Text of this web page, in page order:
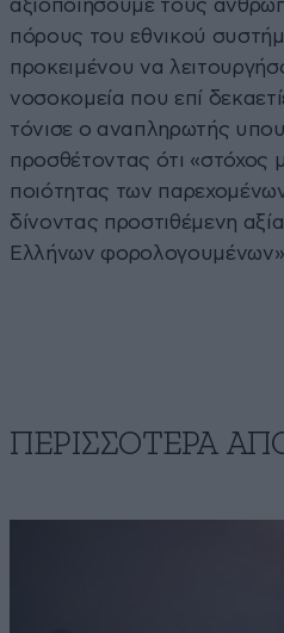
αξιοποιήσουμε τους
πόρους του εθνικού
προκειμένου να
νοσοκομεία που επί
τόνισε ο αναπληρωτής
προσθέτοντας ότι «στόχος
ποιότητας των
δίνοντας προστιθέμενη
Ελλήνων
ΠΕΡΙΣΣΟΤΕΡΑ